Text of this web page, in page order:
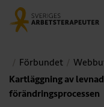
Förbundet
Kartläggning av
förändringsprocessen